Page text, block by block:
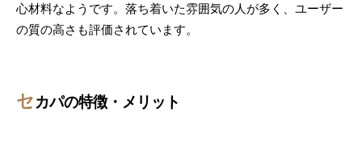
心材料なようです。落ち着いた雰囲気の人が多く、ユーザー
の質の高さも評価されています。
セカパの特徴・メリット